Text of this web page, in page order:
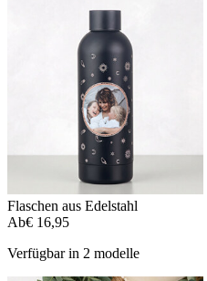
Flaschen aus Edelstahl
Ab€ 16,95
Verfügbar in 2 modelle